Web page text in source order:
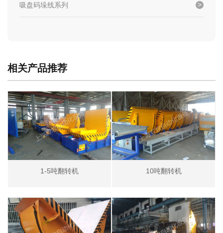
吸盘码垛线系列
相关产品推荐
1-5吨翻转机 10吨翻转机